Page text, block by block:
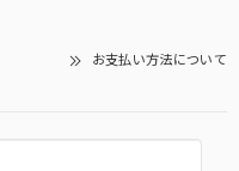
お支払い方法について